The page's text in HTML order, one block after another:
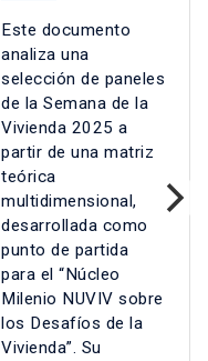
Este documento
analiza una
selección de paneles
de la Semana de la
Vivienda 2025 a
partir de una matriz
teórica
multidimensional,
desarrollada como
punto de partida
para el “Núcleo
Milenio NUVIV sobre
los Desafíos de la
Vivienda”. Su